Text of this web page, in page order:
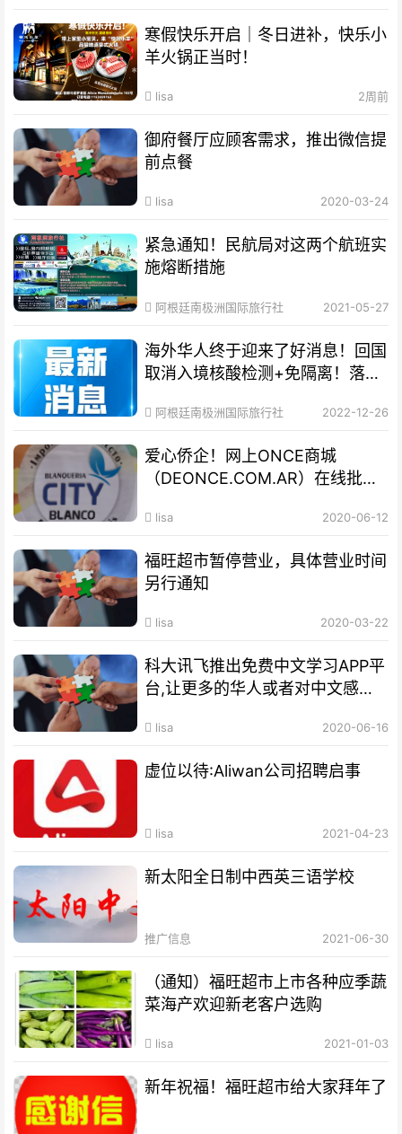
寒假快乐开启｜冬日进补，快乐小
羊火锅正当时！
lisa 2周前
御府餐厅应顾客需求，推出微信提
前点餐
lisa 2020-03-24
紧急通知！民航局对这两个航班实
施熔断措施
阿根廷南极洲国际旅行社 2021-05-27
海外华人终于迎来了好消息！回国
取消入境核酸检测+免隔离！落地
阿根廷南极洲国际旅行社 2022-12-26
爱心侨企！网上ONCE商城
（DEONCE.COM.AR）在线批发
lisa 2020-06-12
福旺超市暂停营业，具体营业时间
另行通知
lisa 2020-03-22
科大讯飞推出免费中文学习APP平
台,让更多的华人或者对中文感兴
lisa 2020-06-16
虚位以待:Aliwan公司招聘启事
lisa 2021-04-23
新太阳全日制中西英三语学校
推广信息 2021-06-30
（通知）福旺超市上市各种应季蔬
菜海产欢迎新老客户选购
lisa 2021-01-03
新年祝福！福旺超市给大家拜年了